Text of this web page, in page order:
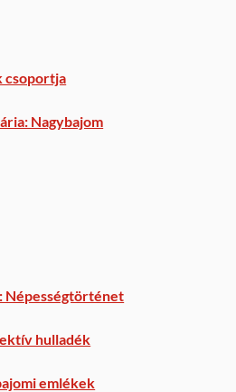
csoportja
Nagybajom
Népességtörténet
hulladék
emlékek